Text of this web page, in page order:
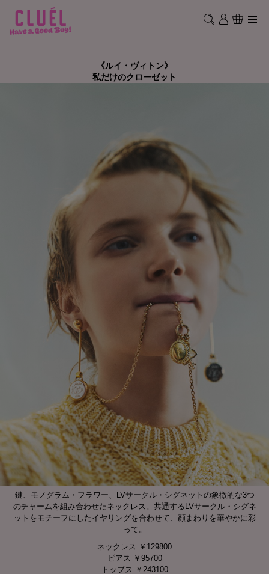
《ルイ・ヴィトン》
私だけのクローゼット
鍵、モノグラム・フラワー、LVサークル・シグネットの象徴的な3つ
のチャームを組み合わせたネックレス。共通するLVサークル・シグネ
ットをモチーフにしたイヤリングを合わせて、顔まわりを華やかに彩
って。
ネックレス ￥129800
ピアス ￥95700
トップス ￥243100